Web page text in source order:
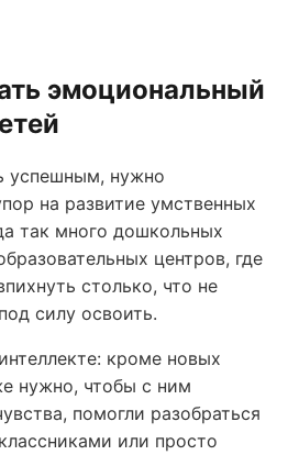
эмоциональный
успешным, нужно
на развитие умственных
так много дошкольных
центров, где
столько, что не
силу освоить.
кроме новых
нужно, чтобы с ним
помогли разобраться
или просто